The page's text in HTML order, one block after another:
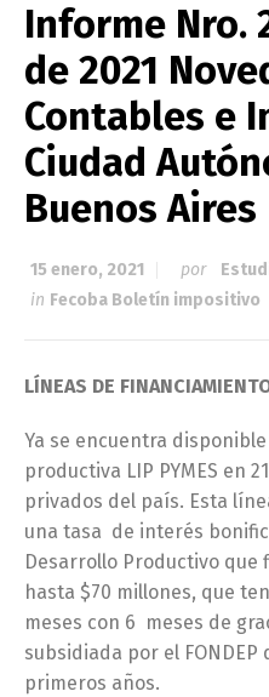
Informe Nro.
de 2021
Contables e
Ciudad
Buenos Aires
15 enero, 2021 por
in Fecoba Boletín impositivo
LÍNEAS DE
Ya se encuentra
productiva LIP PYMES en
privados del país. Esta
una tasa de interés
Desarrollo Productivo
hasta $70 millones, que
meses con 6 meses de
subsidiada por el
primeros años.